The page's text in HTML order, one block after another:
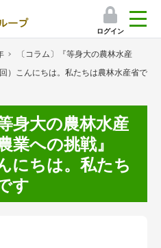
ログイン
検索
ービス
サービスのご紹介
プリ
〔コラム〕『等身大の農林水産
）こんにちは。私たちは農林水産省で
身大の農林水産
業への挑戦』
にちは。私たち
す